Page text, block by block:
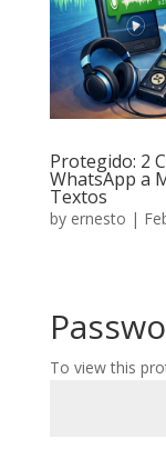
Protegido: 2
WhatsApp a
Textos
by ernesto |
To view this